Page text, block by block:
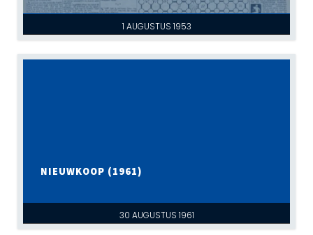
1 AUGUSTUS 1953
30 AUGUSTUS 1961
NIEUWKOOP (1961)